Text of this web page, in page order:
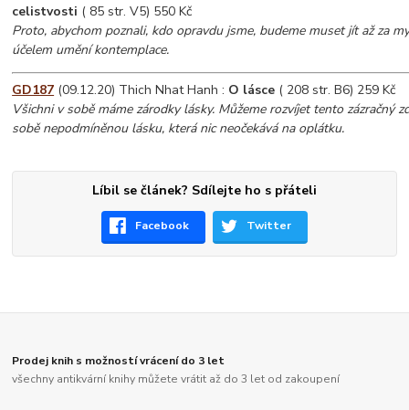
celistvosti ( 85 str. V5) 550 Kč
Proto, abychom poznali, kdo opravdu jsme, budeme muset jít až za
účelem umění kontemplace.
GD187 (09.12.20) Thich Nhat Hanh : O lásce ( 208 str. B6) 259 Kč
Všichni v sobě máme zárodky lásky. Můžeme rozvíjet tento zázračný
sobě nepodmíněnou lásku, která nic neočekává na oplátku.
Líbil se článek? Sdílejte ho s přáteli
Facebook Twitter
Prodej knih s možností vrácení do 3 let
všechny antikvární knihy můžete vrátit až do 3 let od zakoupení